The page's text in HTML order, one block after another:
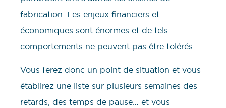
fabrication . Les enjeux financiers et
économiques sont énormes et de tels
comportements ne peuvent pas être tolérés.
Vous ferez donc un point de situation et vous
établirez une liste sur plusieurs semaines des
retards, des temps de pause… et vous